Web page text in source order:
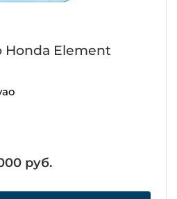
Honda Element
руб.